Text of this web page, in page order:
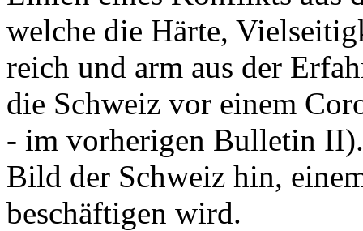
welche die Härte,
reich und arm aus der
die Schweiz vor einem
- im vorherigen Bulletin
Bild der Schweiz hin,
beschäftigen wird.